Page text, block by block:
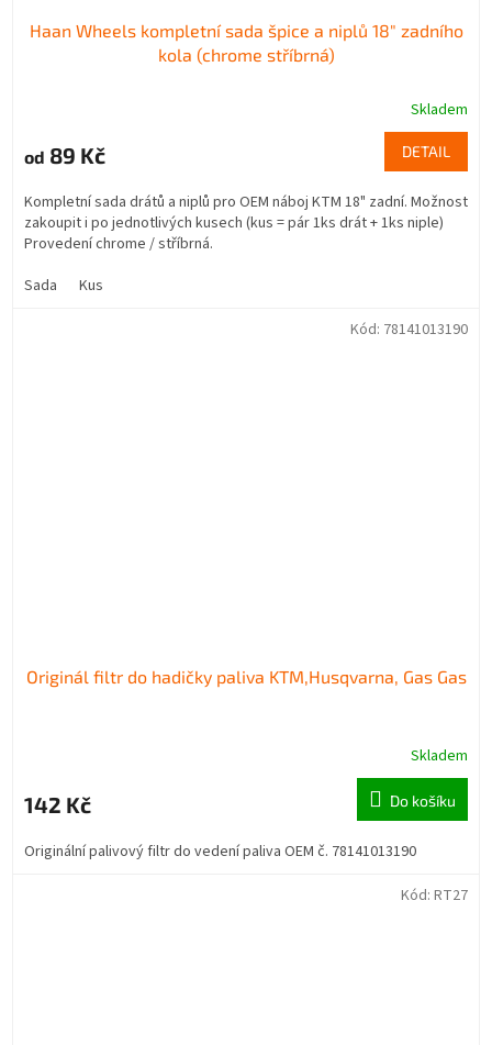
Haan Wheels kompletní sada špice a niplů 18" zadního
kola (chrome stříbrná)
Skladem
od 89 Kč DETAIL
Kompletní sada drátů a niplů pro OEM náboj KTM 18" zadní. Možnost
zakoupit i po jednotlivých kusech (kus = pár 1ks drát + 1ks niple)
Provedení chrome / stříbrná.
Sada
Kus
Originál filtr do hadičky paliva KTM,Husqvarna, Gas Gas
Skladem
142 Kč Do košíku
Originální palivový filtr do vedení paliva OEM č. 78141013190
Kód: 78141013190
Kód: RT27